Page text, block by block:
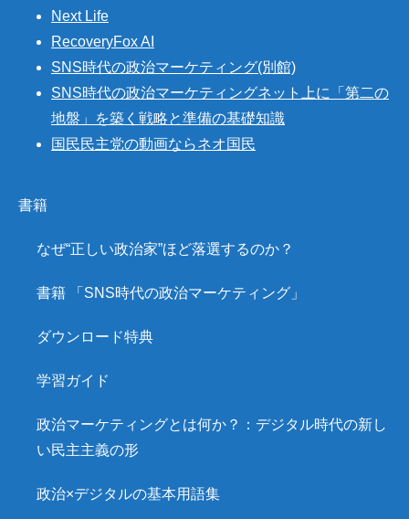
Next Life
RecoveryFox AI
SNS時代の政治マーケティング(別館)
SNS時代の政治マーケティングネット上に「第二の
地盤」を築く戦略と準備の基礎知識
国民民主党の動画ならネオ国民
書籍
なぜ“正しい政治家”ほど落選するのか？
書籍 「SNS時代の政治マーケティング」
ダウンロード特典
学習ガイド
政治マーケティングとは何か？：デジタル時代の新し
い民主主義の形
政治×デジタルの基本用語集